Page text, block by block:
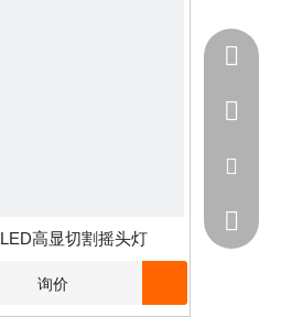
LED高显切割摇头灯
询价
+86 -